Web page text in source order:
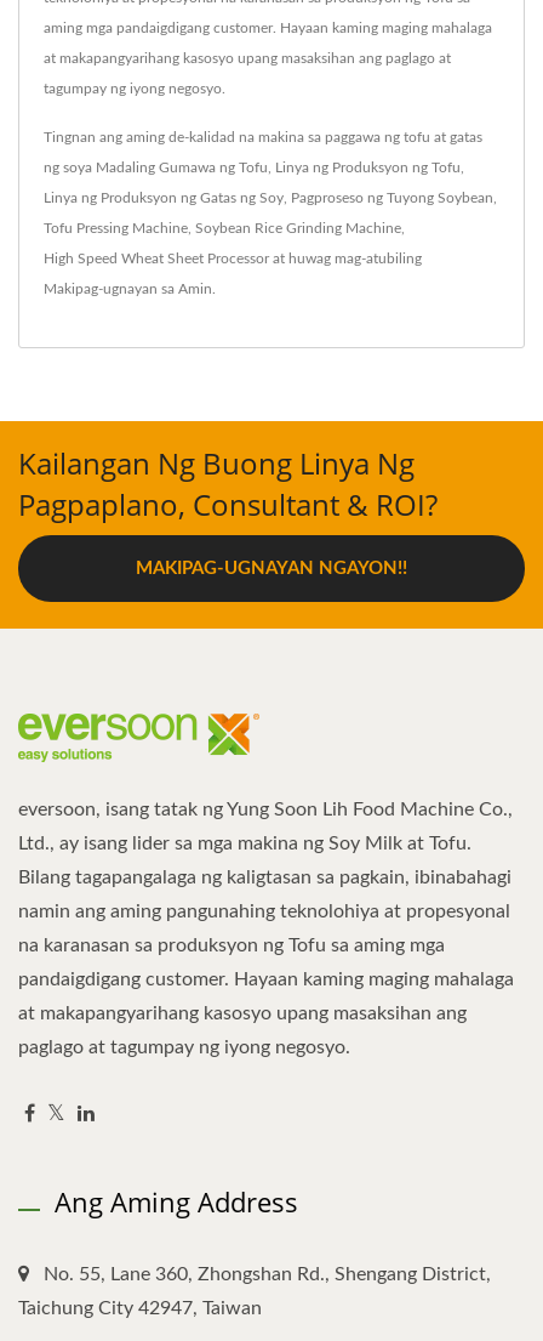
aming mga pandaigdigang customer. Hayaan kaming maging mahalaga
at makapangyarihang kasosyo upang masaksihan ang paglago at
tagumpay ng iyong negosyo.
Tingnan ang aming de-kalidad na makina sa paggawa ng tofu at gatas
ng soya Madaling Gumawa ng Tofu Linya ng Produksyon ng Tofu
Linya ng Produksyon ng Gatas ng Soy Pagproseso ng Tuyong Soybean
Tofu Pressing Machine Soybean Rice Grinding Machine
High Speed Wheat Sheet Processorat huwag mag-atubiling
Makipag-ugnayan sa Amin
Kailangan Ng Buong Linya Ng
Pagpaplano, Consultant & ROI?
MAKIPAG-UGNAYAN NGAYON!!
eversoon, isang tatak ng Yung Soon Lih Food Machine Co.,
Ltd., ay isang lider sa mga makina ng Soy Milk at Tofu.
Bilang tagapangalaga ng kaligtasan sa pagkain, ibinabahagi
namin ang aming pangunahing teknolohiya at propesyonal
na karanasan sa produksyon ng Tofu sa aming mga
pandaigdigang customer. Hayaan kaming maging mahalaga
at makapangyarihang kasosyo upang masaksihan ang
paglago at tagumpay ng iyong negosyo.
Ang Aming Address
No. 55, Lane 360, Zhongshan Rd., Shengang District,
Taichung City 42947, Taiwan